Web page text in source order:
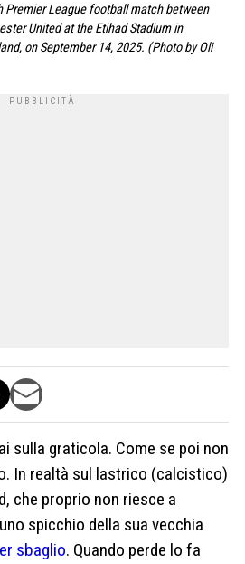
League football match between
United at the Etihad Stadium in
on September 14, 2025. (Photo by Oli
sulla graticola. Come se poi non
In realtà sul lastrico (calcistico)
che proprio non riesce a
spicchio della sua vecchia
sbaglio. Quando perde lo fa